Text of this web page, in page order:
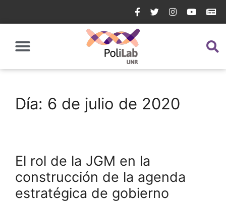
Día: 6 de julio de 2020
El rol de la JGM en la
construcción de la agenda
estratégica de gobierno